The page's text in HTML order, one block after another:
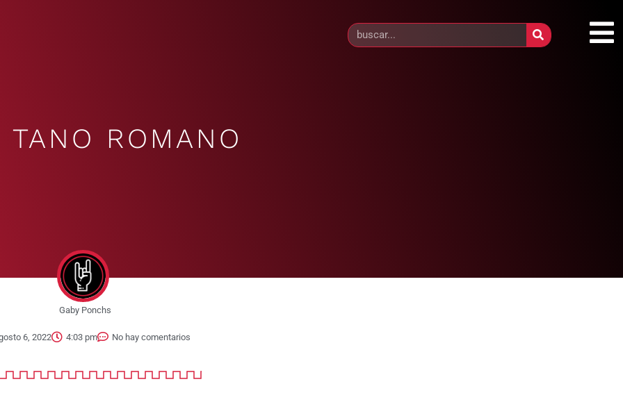
TANO ROMANO
Gaby Ponchs
6, 2022 4:03 pm No hay comentarios